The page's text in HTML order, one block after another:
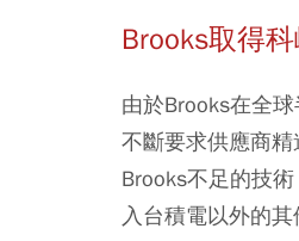
Brooks取得
由於Brooks在全
不斷要求供應商
Brooks不足的技
入台積電以外的其